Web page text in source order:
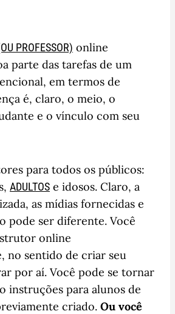
PROFESSOR) online
parte das tarefas de um
em termos de
é, claro, o meio, o
e o vínculo com seu
para todos os públicos:
ADULTOS e idosos. Claro, a
as mídias fornecidas e
pode ser diferente. Você
online
no sentido de criar seu
por aí. Você pode se tornar
instruções para alunos de
criado. Ou você